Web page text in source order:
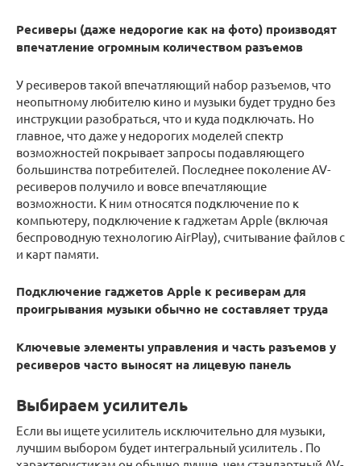
Ресиверы (даже недорогие как на фото) производят
впечатление огромным количеством разъемов
У ресиверов такой впечатляющий набор разъемов, что
неопытному любителю кино и музыки будет трудно без
инструкции разобраться, что и куда подключать. Но
главное, что даже у недорогих моделей спектр
возможностей покрывает запросы подавляющего
большинства потребителей. Последнее поколение AV-
ресиверов получило и вовсе впечатляющие
возможности. К ним относятся подключение по к
компьютеру, подключение к гаджетам Apple (включая
беспроводную технологию AirPlay), считывание файлов с
и карт памяти.
Подключение гаджетов Apple к ресиверам для
проигрывания музыки обычно не составляет труда
Ключевые элементы управления и часть разъемов у
ресиверов часто выносят на лицевую панель
Выбираем усилитель
Если вы ищете усилитель исключительно для музыки,
лучшим выбором будет интегральный усилитель . По